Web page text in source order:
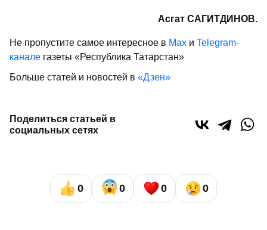
Асгат САГИТДИНОВ.
Не пропустите самое интересное в Max и Telegram-
канале газеты «Республика Татарстан»
Больше статей и новостей в «Дзен»
Поделиться статьей в
социальных сетях
0 0 0 0